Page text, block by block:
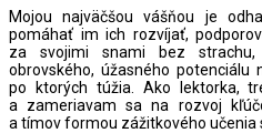
Mojou najväčšou vášňou je
pomáhať im ich rozvíjať,
za svojimi snami bez strachu,
obrovského, úžasného potenciálu
po ktorých túžia. Ako lektorka,
a zameriavam sa na rozvoj
a tímov formou zážitkového učenia